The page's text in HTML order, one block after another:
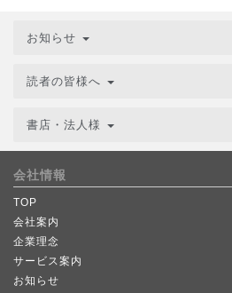
お知らせ
読者の皆様へ
書店・法人様
会社情報
TOP
会社案内
企業理念
サービス案内
お知らせ